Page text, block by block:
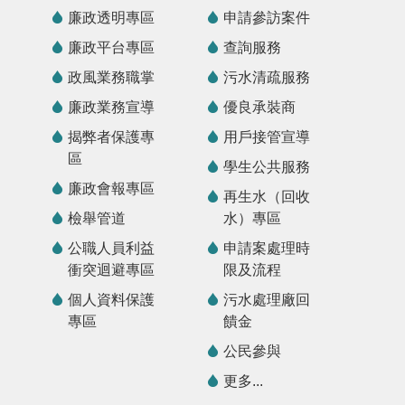
廉政透明專區
廉政平台專區
政風業務職掌
廉政業務宣導
揭弊者保護專
區
廉政會報專區
檢舉管道
公職人員利益
衝突迴避專區
個人資料保護
專區
申請參訪案件
查詢服務
污水清疏服務
優良承裝商
用戶接管宣導
學生公共服務
再生水（回收
水）專區
申請案處理時
限及流程
污水處理廠回
饋金
公民參與
更多...